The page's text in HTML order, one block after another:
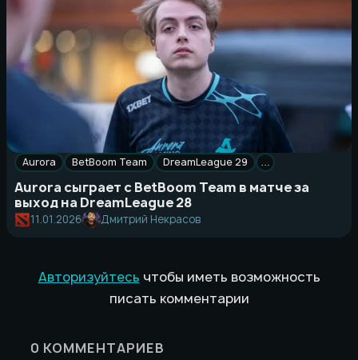
Aurora BetBoom Team DreamLeague 29
Aurora сыграет с BetBoom Team в матче за
выход на DreamLeague 28
11.01.2026 Дмитрий Некрасов
Авторизуйтесь чтобы иметь возможность
писать комментарии
0 КОММЕНТАРИЕВ